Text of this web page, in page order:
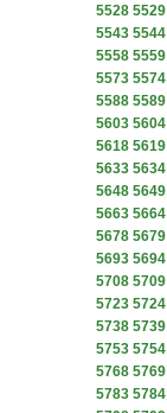
5528 5529
5543 5544
5558 5559
5573 5574
5588 5589
5603 5604
5618 5619
5633 5634
5648 5649
5663 5664
5678 5679
5693 5694
5708 5709
5723 5724
5738 5739
5753 5754
5768 5769
5783 5784